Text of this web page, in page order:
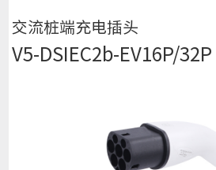
交流桩端充电插头
V5-DSIEC2b-EV16P/32P